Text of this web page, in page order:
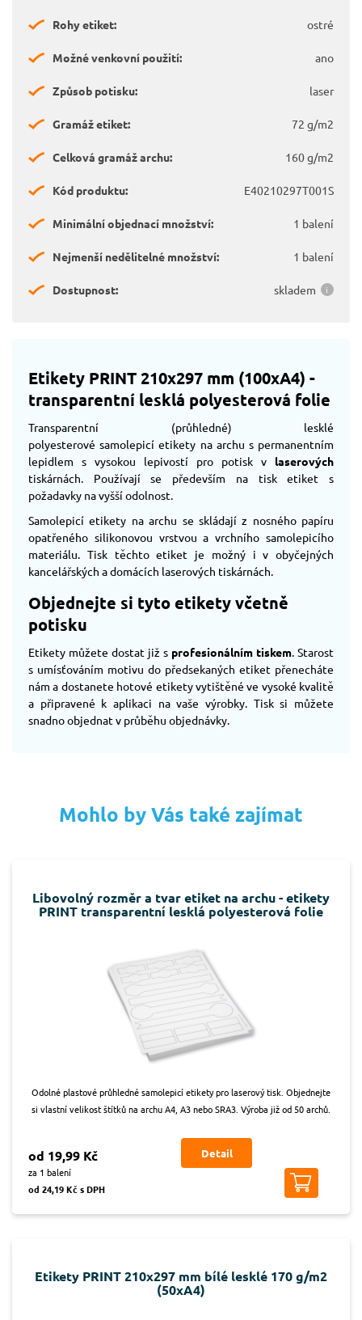
Rohy etiket: ostré
Možné venkovní použití: ano
Způsob potisku: laser
Gramáž etiket: 72 g/m2
Celková gramáž archu: 160 g/m2
Kód produktu: E40210297T001S
Minimální objednací množství: 1 balení
Nejmenší nedělitelné množství: 1 balení
Dostupnost: skladem
Etikety PRINT 210x297 mm (100xA4) -
transparentní lesklá polyesterová folie
Transparentní (průhledné) lesklé
polyesterové samolepicí etikety na archu s permanentním
lepidlem s vysokou lepivostí pro potisk v laserových
tiskárnách. Používají se především na tisk etiket s
požadavky na vyšší odolnost.
Samolepicí etikety na archu se skládají z nosného papíru
opatřeného silikonovou vrstvou a vrchního samolepicího
materiálu. Tisk těchto etiket je možný i v obyčejných
kancelářských a domácích laserových tiskárnách.
Objednejte si tyto etikety včetně
potisku
Etikety můžete dostat již s profesionálním tiskem. Starost
s umísťováním motivu do předsekaných etiket přenecháte
nám a dostanete hotové etikety vytištěné ve vysoké kvalitě
a připravené k aplikaci na vaše výrobky. Tisk si můžete
snadno objednat v průběhu objednávky.
Mohlo by Vás také zajímat
Libovolný rozměr a tvar etiket na archu - etikety
PRINT transparentní lesklá polyesterová folie
Odolné plastové průhledné samolepicí etikety pro laserový tisk. Objednejte
si vlastní velikost štítků na archu A4, A3 nebo SRA3. Výroba již od 50 archů.
od 19,99 Kč
za 1 balení
od 24,19 Kč s DPH
Detail
Etikety PRINT 210x297 mm bílé lesklé 170 g/m2
(50xA4)